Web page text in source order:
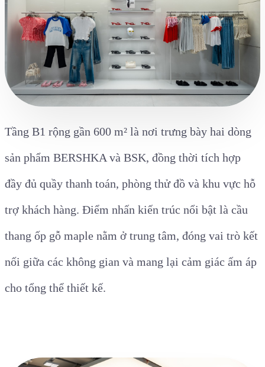
Tầng B1 rộng gần 600 m² là nơi trưng bày hai dòng
sản phẩm BERSHKA và BSK, đồng thời tích hợp
đầy đủ quầy thanh toán, phòng thử đồ và khu vực hỗ
trợ khách hàng. Điểm nhấn kiến trúc nổi bật là cầu
thang ốp gỗ maple nằm ở trung tâm, đóng vai trò kết
nối giữa các không gian và mang lại cảm giác ấm áp
cho tổng thể thiết kế.